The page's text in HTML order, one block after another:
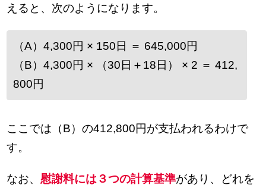
えると、次のようになります。
（A）4,300円 × 150日 ＝ 645,000円
（B）4,300円 × （30日＋18日） × 2 ＝ 412,
800円
ここでは（B）の412,800円が支払われるわけで
す。
なお、慰謝料には３つの計算基準があり、どれを